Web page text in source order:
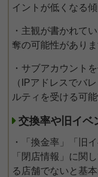
イントが低くなる
・主観が書かれて
奪の可能性があり
・サブアカウント
（IPアドレスでバ
ルティを受ける可
交換率や旧イベ
・「換金率」「旧
「閉店情報」に関
る店舗でないと基